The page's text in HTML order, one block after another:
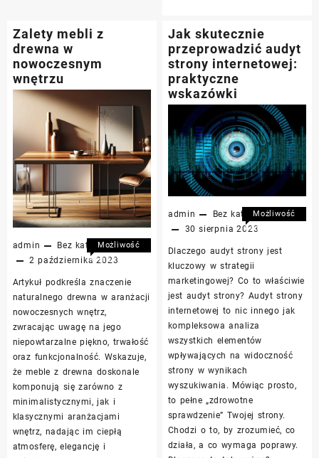
Zalety mebli z
drewna w
nowoczesnym
wnętrzu
admin
Bez kategorii
2 października 2023
Możliwość
komentowania
mebli
z
drewna
w
nowoczesnym
wnętrzu
wyłączona
Artykuł podkreśla znaczenie
naturalnego drewna w aranżacji
nowoczesnych wnętrz,
zwracając uwagę na jego
niepowtarzalne piękno, trwałość
oraz funkcjonalność. Wskazuje,
że meble z drewna doskonale
komponują się zarówno z
minimalistycznymi, jak i
klasycznymi aranżacjami
wnętrz, nadając im ciepłą
atmosferę, elegancję i
Jak skutecznie
przeprowadzić audyt
strony internetowej:
praktyczne
wskazówki
admin
Bez kategorii
30 sierpnia 2023
Możliwość
komentowania
skutecznie
audyt
strony
internetowej:
wskazówki
wyłączona
Dlaczego audyt strony jest
kluczowy w strategii
marketingowej? Co to właściwie
jest audyt strony? Audyt strony
internetowej to nic innego jak
kompleksowa analiza
wszystkich elementów
wpływających na widoczność
strony w wynikach
wyszukiwania. Mówiąc prosto,
to pełne „zdrowotne
sprawdzenie” Twojej strony.
Chodzi o to, by zrozumieć, co
działa, a co wymaga poprawy.